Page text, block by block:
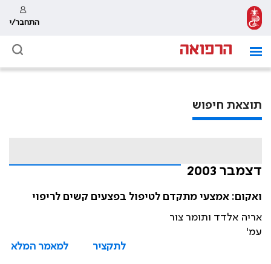
התחבר/י
תוצאת חיפוש
דצמבר 2003
ואקום: אמצעי מתקדם לטיפול בפצעים קשים לריפוי
אריה אלדד ותומר צור
עמ'
לתקציר
למאמר המלא